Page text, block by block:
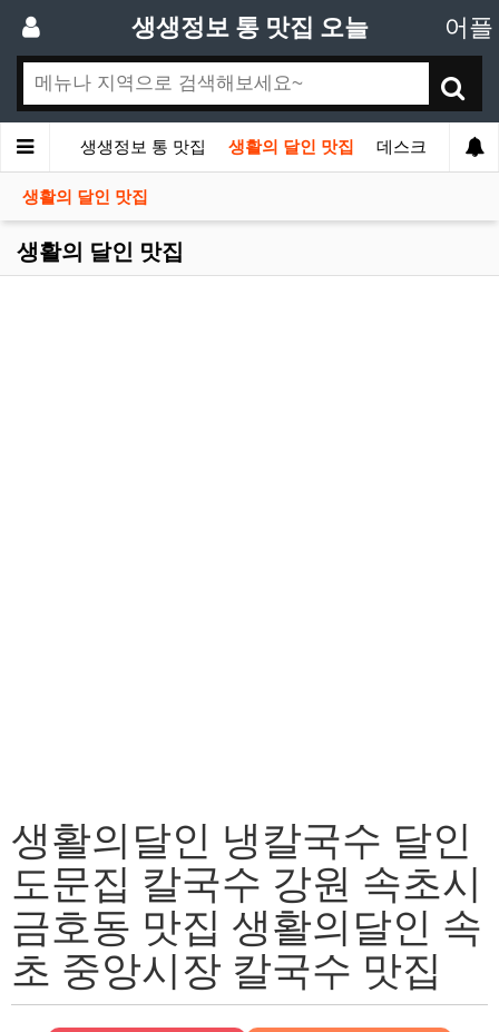
생생정보 통 맛집 오늘 어플
생생정보 통 맛집 생활의 달인 맛집 데스크
생활의 달인 맛집
생활의 달인 맛집
생활의달인 냉칼국수 달인
도문집 칼국수 강원 속초시
금호동 맛집 생활의달인 속
초 중앙시장 칼국수 맛집